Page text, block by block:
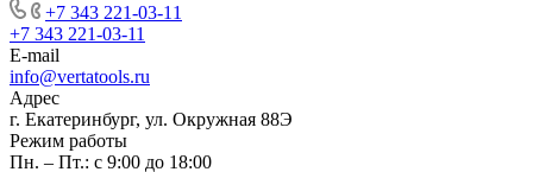
+7 343 221-03-11
+7 343 221-03-11
E-mail
info@vertatools.ru
Адрес
г. Екатеринбург, ул. Окружная 88Э
Режим работы
Пн. – Пт.: с 9:00 до 18:00